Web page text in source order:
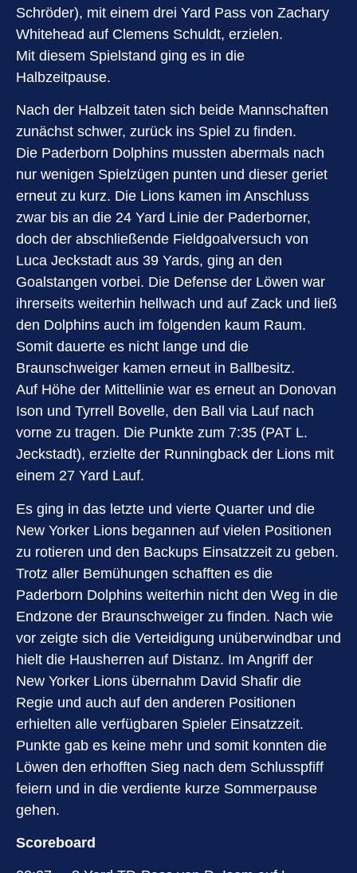
Schröder), mit einem drei Yard Pass von Zachary
Whitehead auf Clemens Schuldt, erzielen.
Mit diesem Spielstand ging es in die
Halbzeitpause.
Nach der Halbzeit taten sich beide Mannschaften
zunächst schwer, zurück ins Spiel zu finden.
Die Paderborn Dolphins mussten abermals nach
nur wenigen Spielzügen punten und dieser geriet
erneut zu kurz. Die Lions kamen im Anschluss
zwar bis an die 24 Yard Linie der Paderborner,
doch der abschließende Fieldgoalversuch von
Luca Jeckstadt aus 39 Yards, ging an den
Goalstangen vorbei. Die Defense der Löwen war
ihrerseits weiterhin hellwach und auf Zack und ließ
den Dolphins auch im folgenden kaum Raum.
Somit dauerte es nicht lange und die
Braunschweiger kamen erneut in Ballbesitz.
Auf Höhe der Mittellinie war es erneut an Donovan
Ison und Tyrrell Bovelle, den Ball via Lauf nach
vorne zu tragen. Die Punkte zum 7:35 (PAT L.
Jeckstadt), erzielte der Runningback der Lions mit
einem 27 Yard Lauf.
Es ging in das letzte und vierte Quarter und die
New Yorker Lions begannen auf vielen Positionen
zu rotieren und den Backups Einsatzzeit zu geben.
Trotz aller Bemühungen schafften es die
Paderborn Dolphins weiterhin nicht den Weg in die
Endzone der Braunschweiger zu finden. Nach wie
vor zeigte sich die Verteidigung unüberwindbar und
hielt die Hausherren auf Distanz. Im Angriff der
New Yorker Lions übernahm David Shafir die
Regie und auch auf den anderen Positionen
erhielten alle verfügbaren Spieler Einsatzzeit.
Punkte gab es keine mehr und somit konnten die
Löwen den erhofften Sieg nach dem Schlusspfiff
feiern und in die verdiente kurze Sommerpause
gehen.
Scoreboard